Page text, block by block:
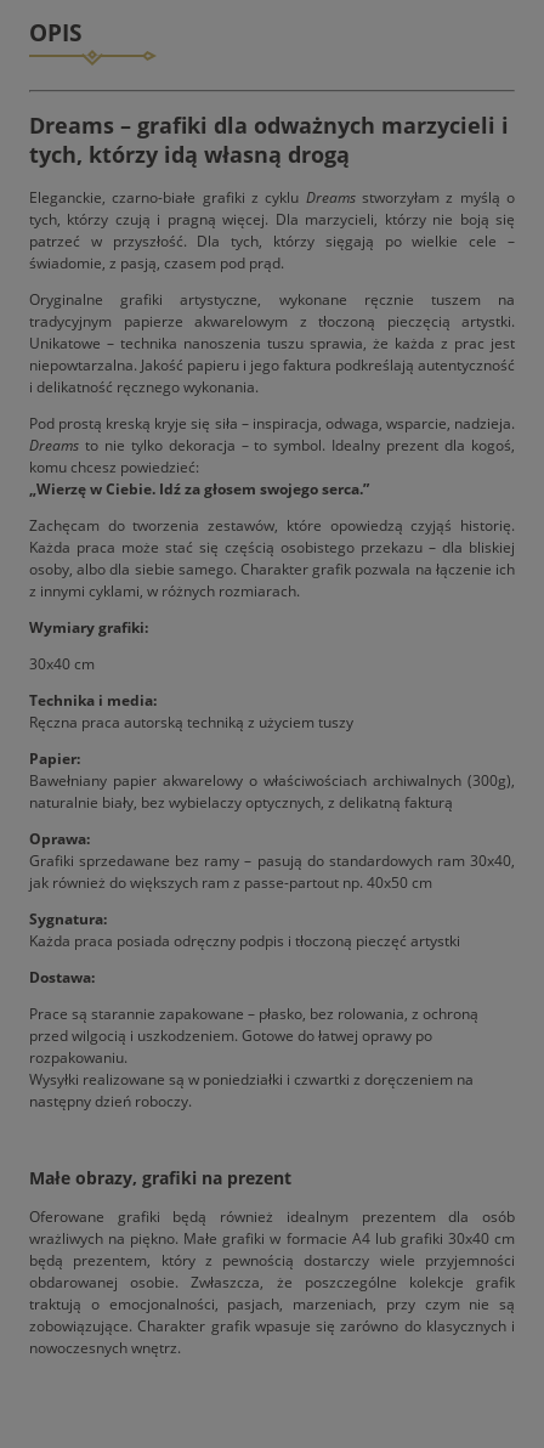
OPIS
Dreams – grafiki dla odważnych marzycieli i
tych, którzy idą własną drogą
Eleganckie, czarno-białe grafiki z cyklu Dreamsstworzyłam z myślą o
tych, którzy czują i pragną więcej. Dla marzycieli, którzy nie boją się
patrzeć w przyszłość. Dla tych, którzy sięgają po wielkie cele –
świadomie, z pasją, czasem pod prąd.
Oryginalne grafiki artystyczne, wykonane ręcznie tuszem na
tradycyjnym papierze akwarelowym z tłoczoną pieczęcią artystki.
Unikatowe – technika nanoszenia tuszu sprawia, że każda z prac jest
niepowtarzalna. Jakość papieru i jego faktura podkreślają autentyczność
i delikatność ręcznego wykonania.
Pod prostą kreską kryje się siła – inspiracja, odwaga, wsparcie, nadzieja.
Dreams to nie tylko dekoracja – to symbol. Idealny prezent dla kogoś,
komu chcesz powiedzieć:
„Wierzę w Ciebie. Idź za głosem swojego serca.”
Zachęcam do tworzenia zestawów, które opowiedzą czyjąś historię.
Każda praca może stać się częścią osobistego przekazu – dla bliskiej
osoby, albo dla siebie samego. Charakter grafik pozwala na łączenie ich
z innymi cyklami, w różnych rozmiarach.
Wymiary grafiki:
30x40 cm
Technika i media:
Ręczna praca autorską techniką z użyciem tuszy
Papier:
Bawełniany papier akwarelowy o właściwościach archiwalnych (300g),
naturalnie biały, bez wybielaczy optycznych, z delikatną fakturą
Oprawa:
Grafiki sprzedawane bez ramy – pasują do standardowych ram 30x40,
jak również do większych ram z passe-partout np. 40x50 cm
Sygnatura:
Każda praca posiada odręczny podpis i tłoczoną pieczęć artystki
Dostawa:
Prace są starannie zapakowane – płasko, bez rolowania, z ochroną
przed wilgocią i uszkodzeniem. Gotowe do łatwej oprawy po
rozpakowaniu.
Wysyłki realizowane są w poniedziałki i czwartki z doręczeniem na
następny dzień roboczy.
Małe obrazy, grafiki na prezent
Oferowane grafiki będą również idealnym prezentem dla osób
wrażliwych na piękno. Małe grafiki w formacie A4 lub grafiki 30x40 cm
będą prezentem, który z pewnością dostarczy wiele przyjemności
obdarowanej osobie. Zwłaszcza, że poszczególne kolekcje grafik
traktują o emocjonalności, pasjach, marzeniach, przy czym nie są
zobowiązujące. Charakter grafik wpasuje się zarówno do klasycznych i
nowoczesnych wnętrz.